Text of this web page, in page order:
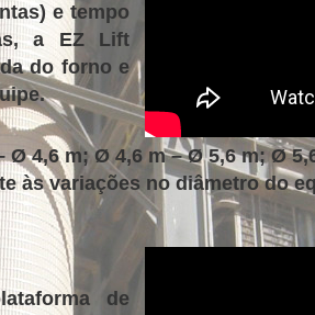
e tempo
a EZ Lift
do forno e
4,6 m; Ø 4,6 m – Ø 5,6 m; Ø
às variações no diâmetro do
de